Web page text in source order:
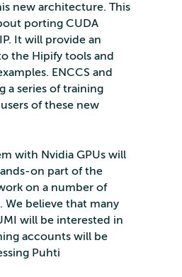
new architecture. This
porting CUDA
It will provide an
the Hipify tools and
ENCCS and
a series of training
of these new
with Nvidia GPUs will
on part of the
on a number of
We believe that many
will be interested in
accounts will be
Puhti